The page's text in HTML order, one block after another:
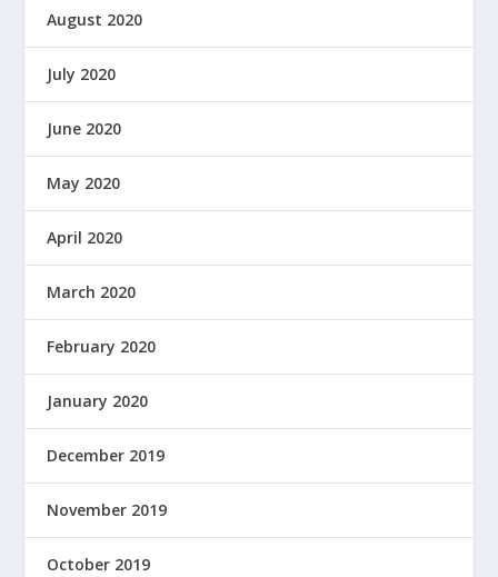
August 2020
July 2020
June 2020
May 2020
April 2020
March 2020
February 2020
January 2020
December 2019
November 2019
October 2019